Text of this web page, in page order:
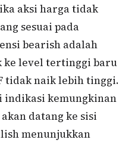
aksi harga tidak
sesuai pada
bearish adalah
ke level tertinggi baru
tidak naik lebih tinggi.
indikasi kemungkinan
datang ke sisi
menunjukkan